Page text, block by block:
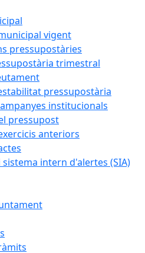
vigent
pressupostàries
trimestral
pressupostària
institucionals
pressupost
anteriors
sistema intern d'alertes (SIA)